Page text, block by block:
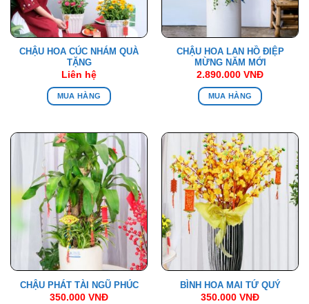
CHẬU HOA CÚC NHÁM QUÀ
TẶNG
Liên hệ
MUA HÀNG
CHẬU HOA LAN HỒ ĐIỆP
MỪNG NĂM MỚI
2.890.000 VNĐ
MUA HÀNG
CHẬU PHÁT TÀI NGŨ PHÚC
350.000 VNĐ
BÌNH HOA MAI TỨ QUÝ
350.000 VNĐ